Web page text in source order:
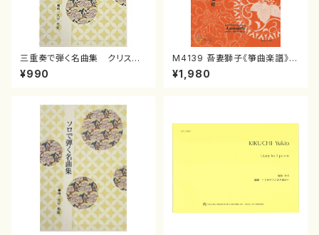
三重奏で弾く名曲集 クリスマ
スメドレー( 箏2/大平光美 編
曲/楽譜）
¥990
M4139 吾妻獅子《箏曲楽譜》
（箏/宮城道雄著・宮城宗家監修/
箏曲古典楽譜）
¥1,980